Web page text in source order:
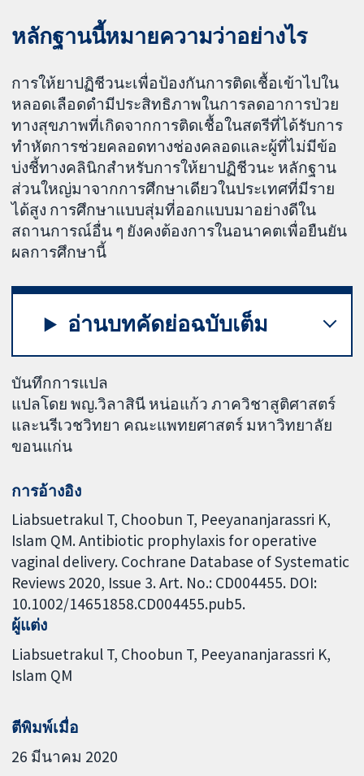
หลักฐานนี้หมายความว่าอย่างไร
การให้ยาปฏิชีวนะเพื่อป้องกันการติดเชื้อเข้าไปใน
หลอดเลือดดํามีประสิทธิภาพในการลดอาการป่วย
ทางสุขภาพที่เกิดจากการติดเชื้อในสตรีที่ได้รับการ
ทำหัตการช่วยคลอดทางช่องคลอดและผู้ที่ไม่มีข้อ
บ่งชี้ทางคลินิกสําหรับการให้ยาปฏิชีวนะ หลักฐาน
ส่วนใหญ่มาจากการศึกษาเดียวในประเทศที่มีราย
ได้สูง การศึกษาแบบสุ่มที่ออกแบบมาอย่างดีใน
สถานการณ์อื่น ๆ ยังคงต้องการในอนาคตเพื่อยืนยัน
ผลการศึกษานี้
อ่านบทคัดย่อฉบับเต็ม
บันทึกการแปล
แปลโดย พญ.วิลาสินี หน่อแก้ว ภาควิชาสูติศาสตร์
และนรีเวชวิทยา คณะแพทยศาสตร์ มหาวิทยาลัย
ขอนแก่น
การอ้างอิง
Liabsuetrakul T, Choobun T, Peeyananjarassri K,
Islam QM. Antibiotic prophylaxis for operative
vaginal delivery. Cochrane Database of Systematic
Reviews 2020, Issue 3. Art. No.: CD004455. DOI:
10.1002/14651858.CD004455.pub5.
ผู้แต่ง
Liabsuetrakul T Choobun T Peeyananjarassri K
Islam QM
ตีพิมพ์เมื่อ
26 มีนาคม 2020